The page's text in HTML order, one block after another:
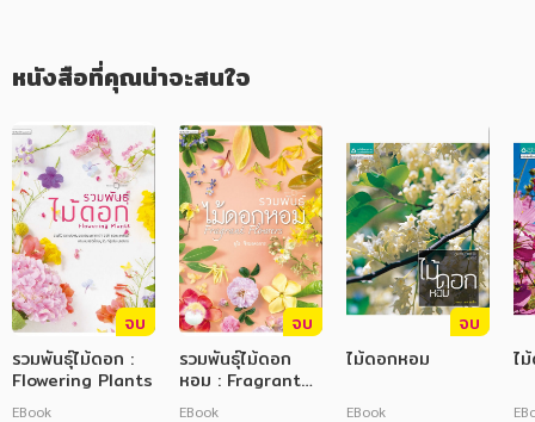
หนังสือที่คุณน่าจะสนใจ
จบ
รวมพันธุ์ไม้ดอก :
Flowering Plants
EBook
จบ
รวมพันธุ์ไม้ดอก
หอม : Fragrant
Flowers
EBook
จบ
ไม้ดอกหอม
EBook
ไ